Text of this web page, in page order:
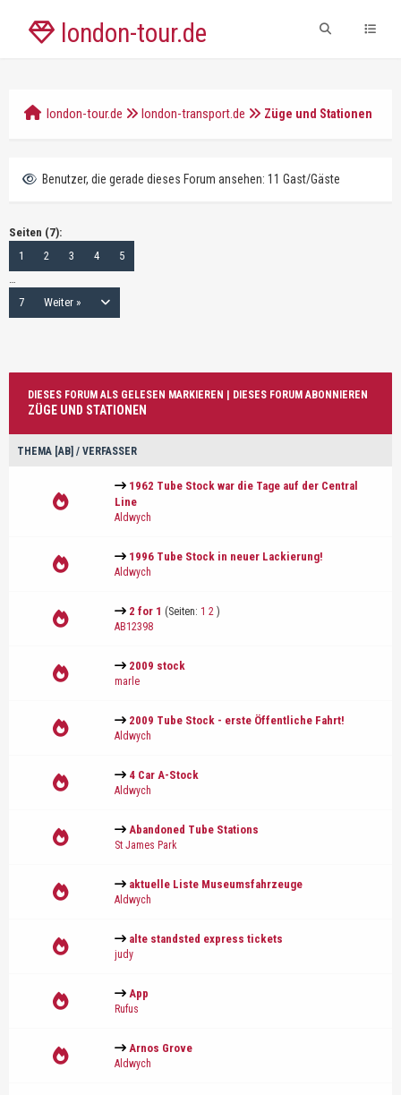
london-tour.de
london-tour.de london-transport.de Züge und Stationen
Benutzer, die gerade dieses Forum ansehen: 11 Gast/Gäste
Seiten (7):
1
2 3 4
5
…
7
Weiter »
DIESES FORUM ALS GELESEN MARKIEREN DIESES FORUM ABONNIEREN
ZÜGE UND STATIONEN
THEMA [AB] / VERFASSER
1962 Tube Stock war die Tage auf der Central
Line
Aldwych
1996 Tube Stock in neuer Lackierung!
Aldwych
2 for 1 (Seiten: 1 2 )
AB12398
2009 stock
marle
2009 Tube Stock - erste Öffentliche Fahrt!
Aldwych
4 Car A-Stock
Aldwych
Abandoned Tube Stations
St James Park
aktuelle Liste Museumsfahrzeuge
Aldwych
alte standsted express tickets
judy
App
Rufus
Arnos Grove
Aldwych